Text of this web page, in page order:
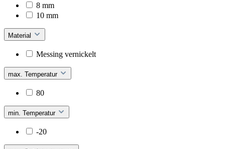
8 mm
10 mm
Material
Messing vernickelt
max. Temperatur
80
min. Temperatur
-20